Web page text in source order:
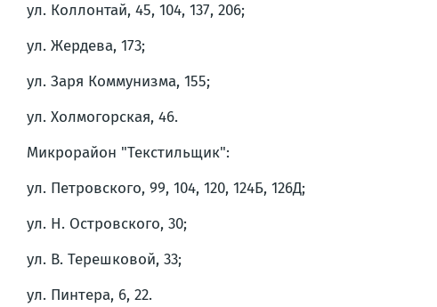
ул. Коллонтай, 45, 104, 137, 206;
ул. Жердева, 173;
ул. Заря Коммунизма, 155;
ул. Холмогорская, 46.
Микрорайон "Текстильщик":
ул. Петровского, 99, 104, 120, 124Б, 126Д;
ул. Н. Островского, 30;
ул. В. Терешковой, 33;
ул. Пинтера, 6, 22.